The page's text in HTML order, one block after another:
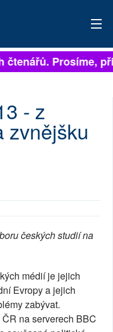
Prosíme,
- z
zvnějšku
českých studií na
médií je jejich
Evropy a jejich
zabývat.
na serverech BBC